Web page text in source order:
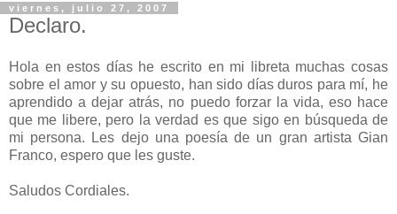
viernes, julio 27, 2007
Declaro.
Hola en estos días he escrito en mi libreta muchas cosas
sobre el amor y su opuesto, han sido días duros para mí, he
aprendido a dejar atrás, no puedo forzar la vida, eso hace
que me libere, pero la verdad es que sigo en búsqueda de
mi persona. Les dejo una poesía de un gran artista Gian
Franco, espero que les guste.
Saludos Cordiales.